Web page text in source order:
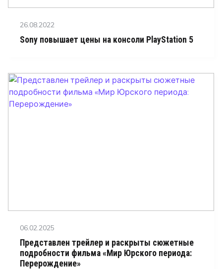
Posted
26.08.2022
Sony повышает цены на консоли PlayStation 5
Posted
06.02.2025
Представлен трейлер и раскрыты сюжетные
подробности фильма «Мир Юрского периода:
Перерождение»